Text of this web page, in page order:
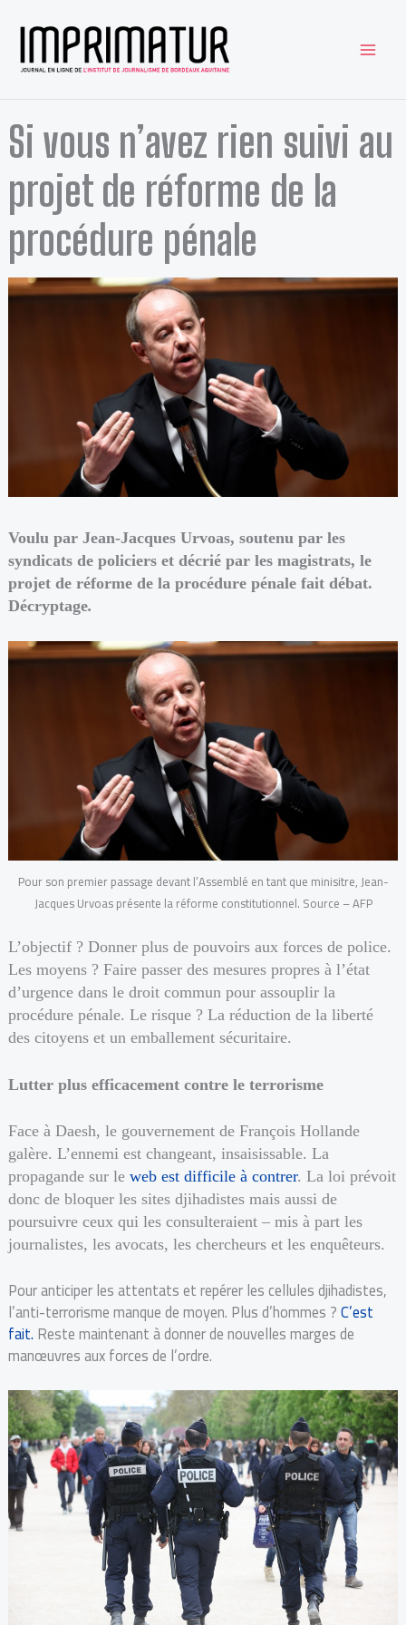
Si vous n’avez rien suivi au
projet de réforme de la
procédure pénale
Voulu par Jean-Jacques Urvoas, soutenu par les
syndicats de policiers et décrié par les magistrats, le
projet de réforme de la procédure pénale fait débat.
Décryptage.
Pour son premier passage devant l’Assemblé en tant que minisitre, Jean-
Jacques Urvoas présente la réforme constitutionnel. Source – AFP
L’objectif ? Donner plus de pouvoirs aux forces de police.
Les moyens ? Faire passer des mesures propres à l’état
d’urgence dans le droit commun pour assouplir la
procédure pénale. Le risque ? La réduction de la liberté
des citoyens et un emballement sécuritaire.
Lutter plus efficacement contre le terrorisme
Face à Daesh, le gouvernement de François Hollande
galère. L’ennemi est changeant, insaisissable. La
propagande sur le web est difficile à contrer. La loi prévoit
donc de bloquer les sites djihadistes mais aussi de
poursuivre ceux qui les consulteraient – mis à part les
journalistes, les avocats, les chercheurs et les enquêteurs.
Pour anticiper les attentats et repérer les cellules djihadistes,
l’anti-terrorisme manque de moyen. Plus d’hommes ?C’est
fait. Reste maintenant à donner de nouvelles marges de
manœuvres aux forces de l’ordre.